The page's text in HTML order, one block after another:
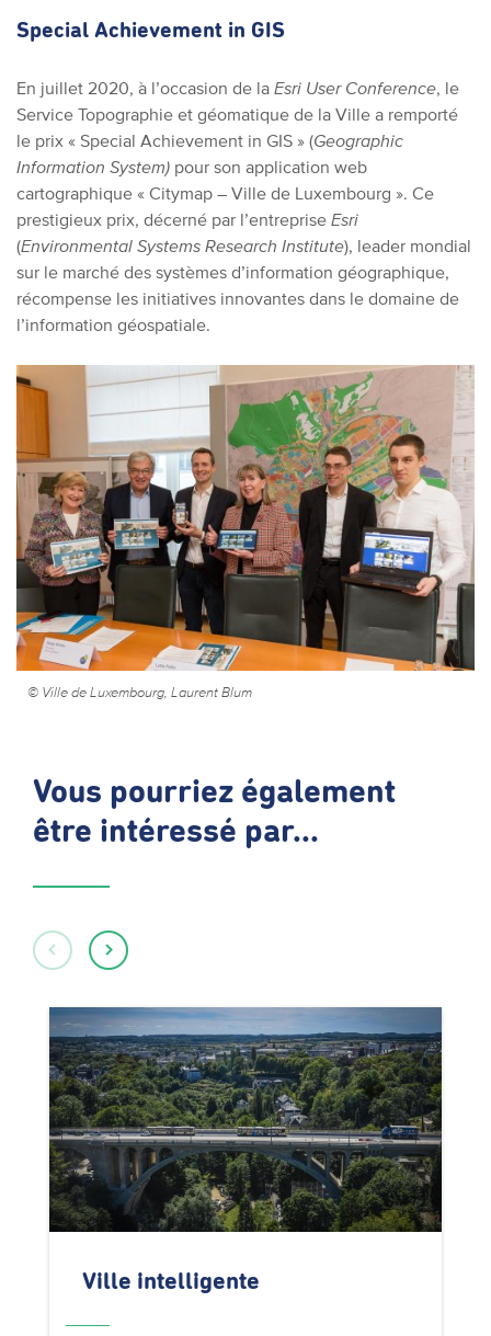
Special Achievement in GIS
En juillet 2020, à l’occasion de la Esri User Conference, le
Service Topographie et géomatique de la Ville a remporté
le prix « Special Achievement in GIS » (Geographic
Information System) pour son application web
cartographique « Citymap – Ville de Luxembourg ». Ce
prestigieux prix, décerné par l’entreprise Esri
(Environmental Systems Research Institute), leader mondial
sur le marché des systèmes d’information géographique,
récompense les initiatives innovantes dans le domaine de
l’information géospatiale.
© Ville de Luxembourg, Laurent Blum
Vous pourriez également
être intéressé par...
Ville intelligente